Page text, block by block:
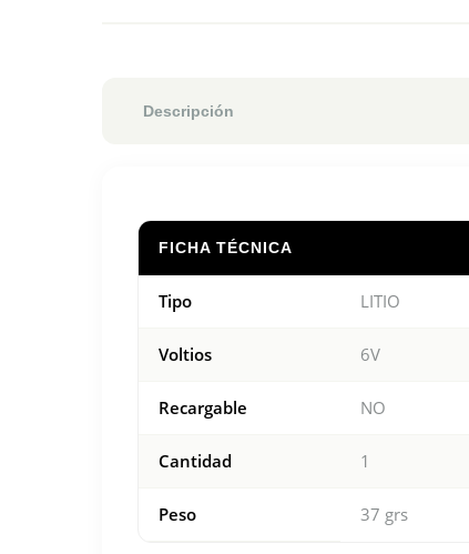
Descripción
FICHA TÉCNICA
Tipo LITIO
Voltios 6V
Recargable NO
Cantidad 1
Peso 37 grs